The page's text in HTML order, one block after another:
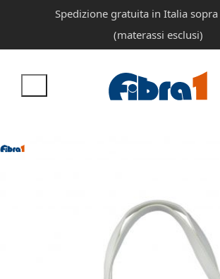
Spedizione gratuita in Italia
(materassi esclusi)